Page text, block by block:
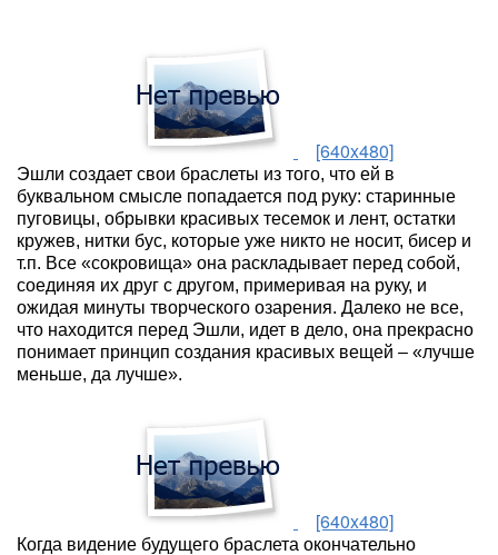
[640x480]
Эшли создает свои браслеты из того, что ей в
буквальном смысле попадается под руку: старинные
пуговицы, обрывки красивых тесемок и лент, остатки
кружев, нитки бус, которые уже никто не носит, бисер и
т.п. Все «сокровища» она раскладывает перед собой,
соединяя их друг с другом, примеривая на руку, и
ожидая минуты творческого озарения. Далеко не все,
что находится перед Эшли, идет в дело, она прекрасно
понимает принцип создания красивых вещей – «лучше
меньше, да лучше».
[640x480]
Когда видение будущего браслета окончательно